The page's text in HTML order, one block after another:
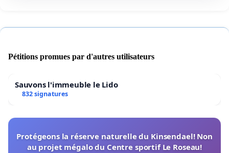
Pétitions promues par d'autres utilisateurs
Sauvons l'immeuble le Lido
832 signatures
Protégeons la réserve naturelle du Kinsendael! Non
au projet mégalo du Centre sportif Le Roseau!